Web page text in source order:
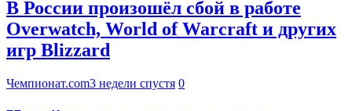
В России произошёл сбой в работе
Overwatch, World of Warcraft и других
игр Blizzard
Чемпионат.com3 недели спустя 0